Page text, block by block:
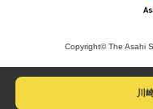
川
Copyright© The Asahi